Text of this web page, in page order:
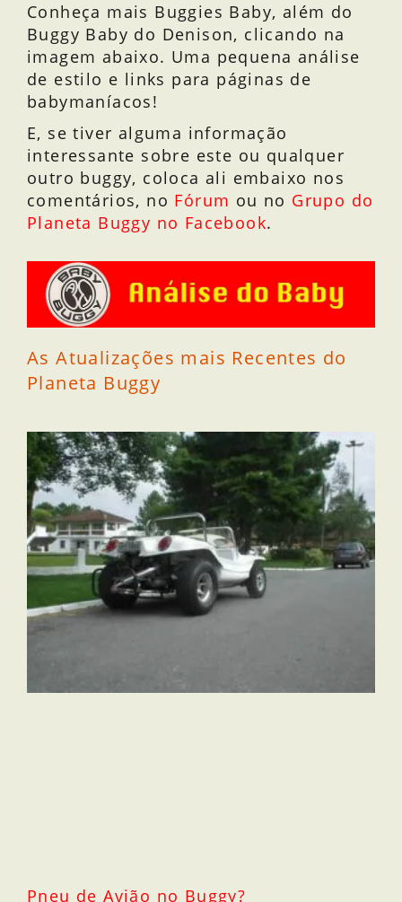
Conheça mais Buggies Baby, além do
Buggy Baby do Denison, clicando na
imagem abaixo. Uma pequena análise
de estilo e links para páginas de
babymaníacos!
E, se tiver alguma informação
interessante sobre este ou qualquer
outro buggy, coloca ali embaixo nos
comentários, no Fórum ou no Grupo do
Planeta Buggy no Facebook.
As Atualizações mais Recentes do
Planeta Buggy
Pneu de Avião no Buggy?